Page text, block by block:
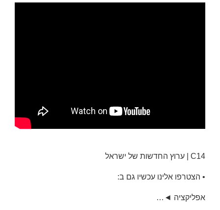
C14 | ערוץ החדשות של ישראל
• הצטרפו אלינו עכשיו גם ב:
אפליקציה ◄…